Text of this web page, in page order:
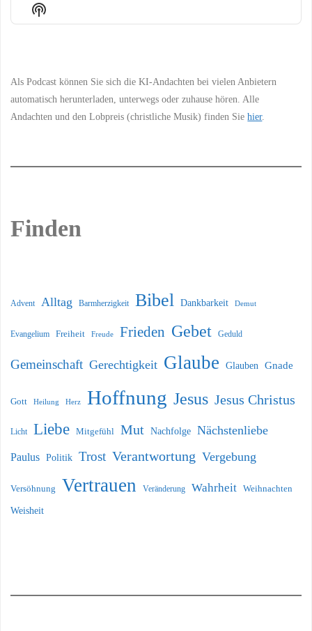
Show
Podcast
Als Podcast können Sie sich die KI-Andachten bei vielen Anbietern
automatisch herunterladen, unterwegs oder zuhause hören. Alle
Andachten und den Lobpreis (christliche Musik) finden Siehier.
Finden
Advent Alltag Barmherzigkeit Bibel Dankbarkeit Demut
Evangelium Freiheit Freude Frieden Gebet Geduld
Gemeinschaft Gerechtigkeit Glaube Glauben Gnade
Gott Heilung Herz Hoffnung Jesus Jesus Christus
Licht Liebe Mitgefühl Mut Nachfolge Nächstenliebe
Paulus Politik Trost Verantwortung Vergebung
Versöhnung Vertrauen Veränderung Wahrheit Weihnachten
Weisheit